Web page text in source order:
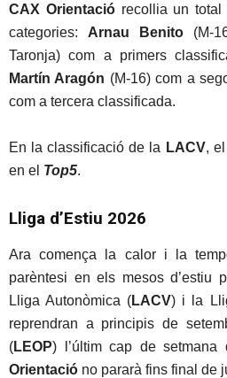
CAX Orientaciórecollia un total
categories: Arnau Benito(M-
Taronja) com a primers
Martín Aragón (M-16) com a
com a tercera classificada.
En la classificació de la LACV, el
en el Top5.
Lliga d’Estiu 2026
Ara comença la calor i la
parèntesi en els mesos d’estiu
Lliga Autonòmica (LACV) i la
reprendran a principis de
(LEOP) l’últim cap de setmana
Orientació no pararà fins final de